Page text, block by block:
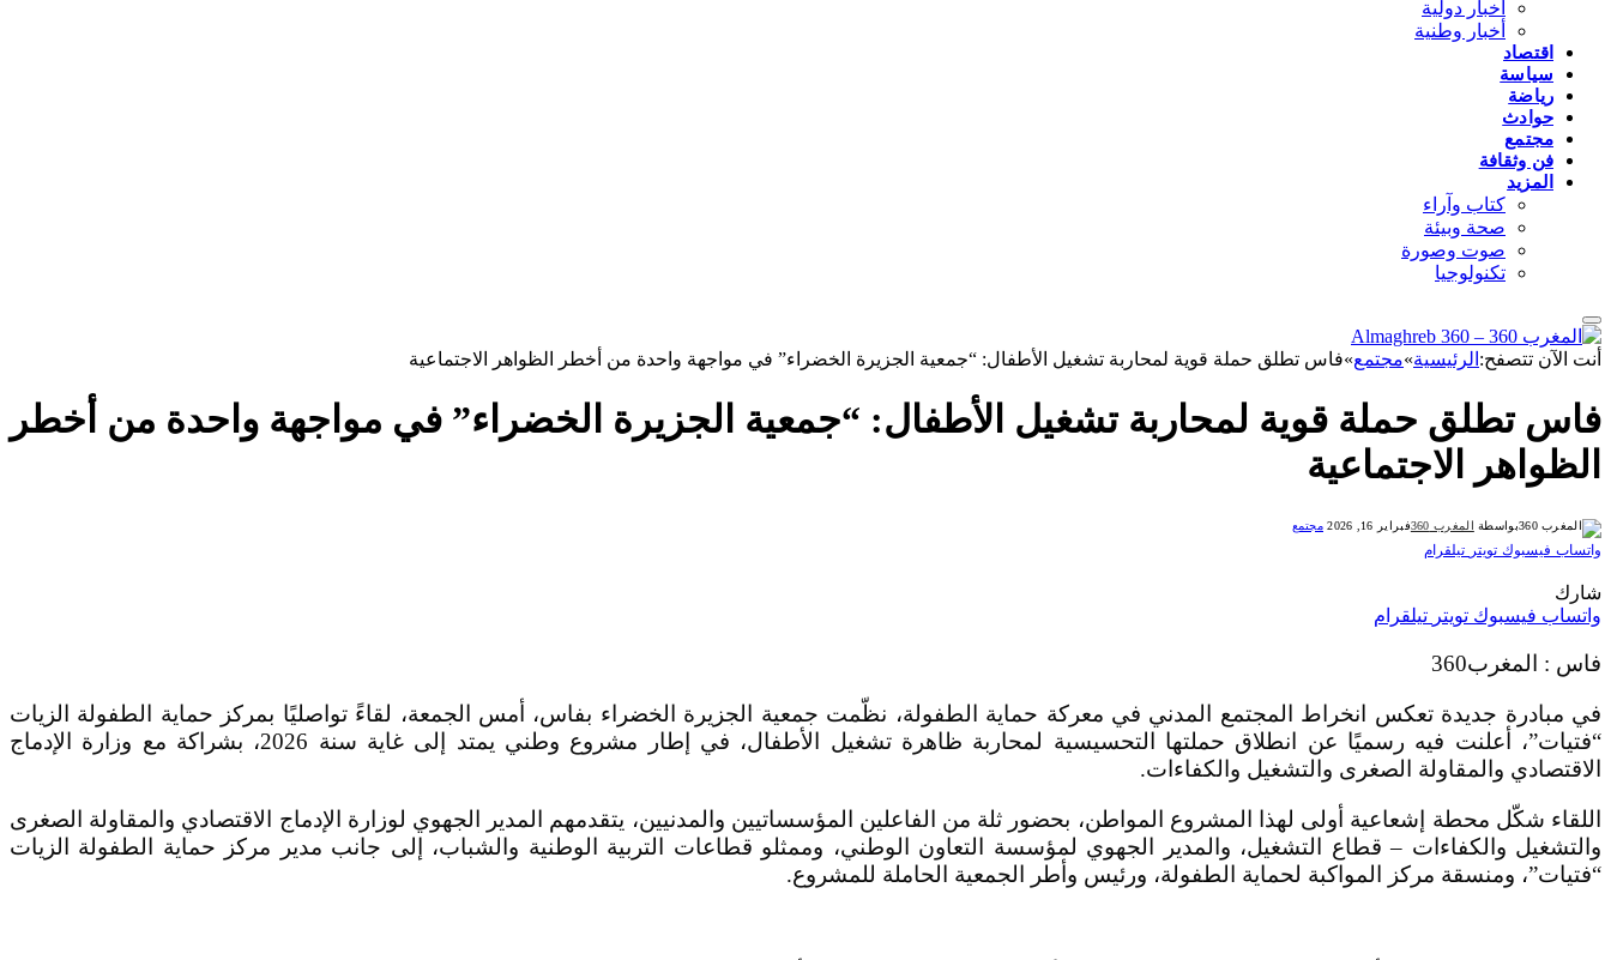
أخبار دولية
أخبار وطنية
اقتصاد
سياسة
رياضة
حوادث
مجتمع
فن وثقافة
المزيد
كتاب وآراء
صحة وبيئة
صوت وصورة
تكنولوجيا
أنت الآن تتصفح: الرئيسية»مجتمع»فاس تطلق حملة قوية لمحاربة تشغيل الأطفال: “جمعية الجزيرة الخضراء” في مواجهة واحدة من أخطر الظواهر الاجتماعية
فاس تطلق حملة قوية لمحاربة تشغيل الأطفال: “جمعية الجزيرة الخضراء” في مواجهة واحدة من أخطر
الظواهر الاجتماعية
بواسطة المغرب 360 فبراير 16, 2026 مجتمع
واتساب فيسبوك تويتر تيلقرام
شارك
واتساب فيسبوك تويتر تيلقرام
فاس : المغرب360
في مبادرة جديدة تعكس انخراط المجتمع المدني في معركة حماية الطفولة، نظّمت جمعية الجزيرة الخضراء بفاس، أمس الجمعة، لقاءً تواصليًا بمركز حماية الطفولة الزيات
“فتيات”، أعلنت فيه رسميًا عن انطلاق حملتها التحسيسية لمحاربة ظاهرة تشغيل الأطفال، في إطار مشروع وطني يمتد إلى غاية سنة 2026، بشراكة مع وزارة الإدماج
الاقتصادي والمقاولة الصغرى والتشغيل والكفاءات.
اللقاء شكّل محطة إشعاعية أولى لهذا المشروع المواطن، بحضور ثلة من الفاعلين المؤسساتيين والمدنيين، يتقدمهم المدير الجهوي لوزارة الإدماج الاقتصادي والمقاولة الصغرى
والتشغيل والكفاءات – قطاع التشغيل، والمدير الجهوي لمؤسسة التعاون الوطني، وممثلو قطاعات التربية الوطنية والشباب، إلى جانب مدير مركز حماية الطفولة الزيات
“فتيات”، ومنسقة مركز المواكبة لحماية الطفولة، ورئيس وأطر الجمعية الحاملة للمشروع.